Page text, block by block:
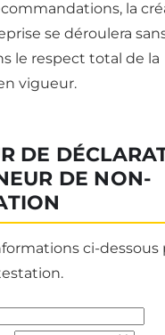
la
se déroulera
le respect total de la
vigueur.
DE
DE NON-
ci-dessous